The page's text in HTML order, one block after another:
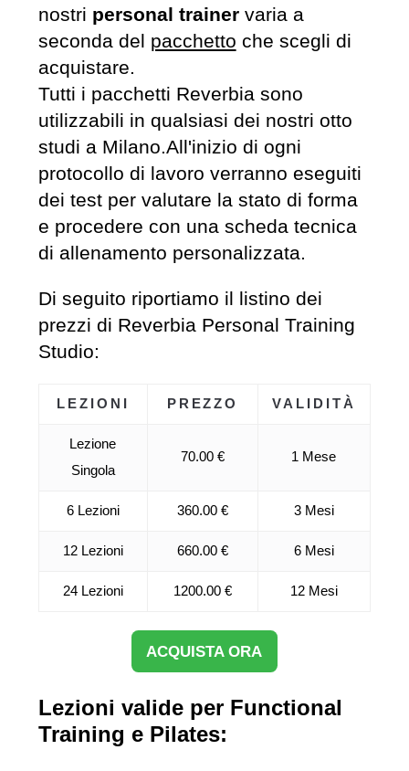
nostri personal trainervaria a
seconda del pacchetto che scegli di
acquistare.
Tutti i pacchetti Reverbia sono
utilizzabili in qualsiasi dei nostri otto
studi a Milano.All'inizio di ogni
protocollo di lavoro verranno eseguiti
dei test per valutare la stato di forma
e procedere con una scheda tecnica
di allenamento personalizzata.
Di seguito riportiamo il listino dei
prezzi di Reverbia Personal Training
Studio:
LEZIONI PREZZO VALIDITÀ
Lezione
Singola
70.00 € 1 Mese
6 Lezioni 360.00 € 3 Mesi
12 Lezioni 660.00 € 6 Mesi
24 Lezioni 1200.00 € 12 Mesi
ACQUISTA ORA
Lezioni valide per Functional
Training e Pilates: